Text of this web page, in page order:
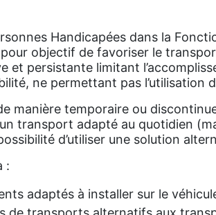
Handicapées dans la
objectif de favoriser le
et persistante limitant
ne permettant pas l’utilisation
manière temporaire ou
transport adapté au quotidien
d’utiliser une solution
:
adaptés à installer sur le